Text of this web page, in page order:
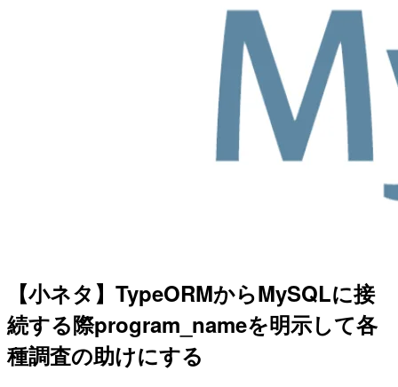
【小ネタ】TypeORMからMySQLに接
続する際program_nameを明示して各
種調査の助けにする